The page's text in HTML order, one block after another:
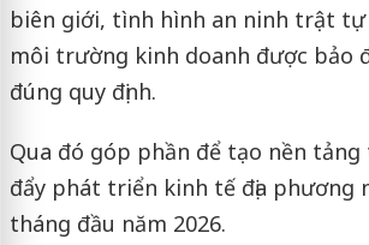
biên giới, tình hình an ninh trật
môi trường kinh doanh được bảo
đúng quy định.
Qua đó góp phần để tạo nền
đẩy phát triển kinh tế địa phương
tháng đầu năm 2026.